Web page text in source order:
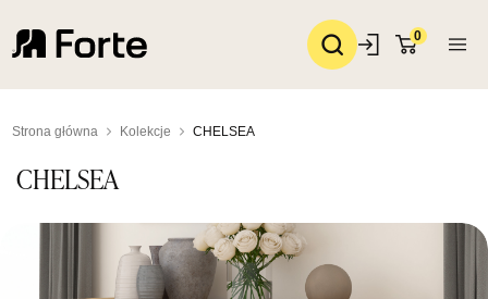
0
Strona główna Kolekcje CHELSEA
CHELSEA